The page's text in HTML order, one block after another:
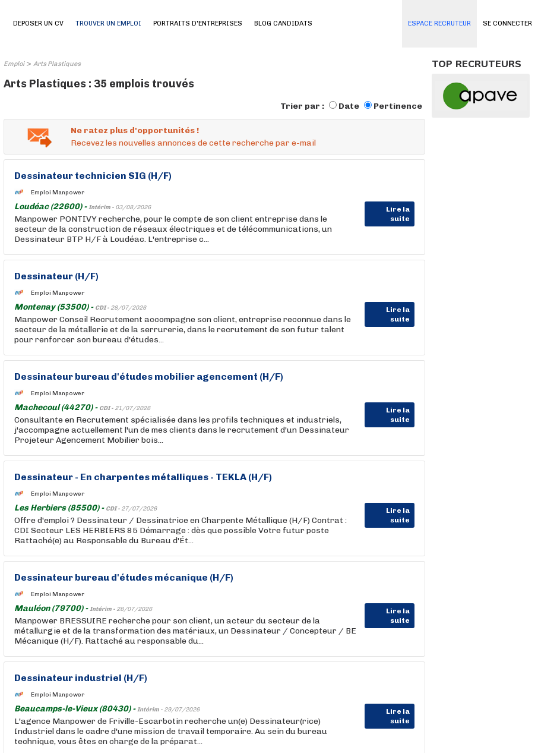
SE CONNECTER
DEPOSER UN CV TROUVER UN EMPLOI PORTRAITS D'ENTREPRISES BLOG CANDIDATS ESPACE RECRUTEUR
Emploi> Arts Plastiques
Arts Plastiques : 35 emplois trouvés
Trier par : Date Pertinence
Ne ratez plus d'opportunités !
Recevez les nouvelles annonces de cette recherche par e-mail
Dessinateur technicien SIG (H/F)
Emploi Manpower
Loudéac (22600) -Intérim - 03/08/2026
Lire la
suite
Manpower PONTIVY recherche, pour le compte de son client entreprise dans le
secteur de la construction de réseaux électriques et de télécommunications, un
Dessinateur BTP H/F à Loudéac. L'entreprise c...
Dessinateur (H/F)
Emploi Manpower
Montenay (53500) - CDI - 28/07/2026
Lire la
suite
Manpower Conseil Recrutement accompagne son client, entreprise reconnue dans le
secteur de la métallerie et de la serrurerie, dans le recrutement de son futur talent
pour renforcer son bureau d'études...
Dessinateur bureau d'études mobilier agencement (H/F)
Emploi Manpower
Machecoul (44270) - CDI - 21/07/2026
Lire la
suite
Consultante en Recrutement spécialisée dans les profils techniques et industriels,
j'accompagne actuellement l'un de mes clients dans le recrutement d'un Dessinateur
Projeteur Agencement Mobilier bois...
Dessinateur - En charpentes métalliques - TEKLA (H/F)
Emploi Manpower
Les Herbiers (85500) - CDI - 27/07/2026
Lire la
suite
Offre d'emploi ? Dessinateur / Dessinatrice en Charpente Métallique (H/F) Contrat :
CDI Secteur LES HERBIERS 85 Démarrage : dès que possible Votre futur poste
Rattaché(e) au Responsable du Bureau d'Ét...
Dessinateur bureau d'études mécanique (H/F)
Emploi Manpower
Mauléon (79700) -Intérim - 28/07/2026
Lire la
suite
Manpower BRESSUIRE recherche pour son client, un acteur du secteur de la
métallurgie et de la transformation des matériaux, un Dessinateur / Concepteur / BE
Mécanique (H/F). Rattaché au responsable du...
Dessinateur industriel (H/F)
Emploi Manpower
Beaucamps-le-Vieux (80430) -Intérim - 29/07/2026
Lire la
suite
L'agence Manpower de Friville-Escarbotin recherche un(e) Dessinateur(rice)
Industriel dans le cadre d'une mission de travail temporaire. Au sein du bureau
technique, vous êtes en charge de la préparat...
TOP RECRUTEURS